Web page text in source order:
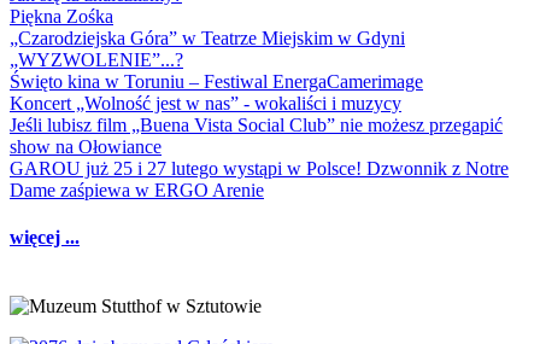
Piękna Zośka
„Czarodziejska Góra” w Teatrze Miejskim w Gdyni
„WYZWOLENIE”...?
Święto kina w Toruniu – Festiwal EnergaCamerimage
Koncert „Wolność jest w nas” - wokaliści i muzycy
Jeśli lubisz film „Buena Vista Social Club” nie możesz przegapić
show na Ołowiance
GAROU już 25 i 27 lutego wystąpi w Polsce! Dzwonnik z Notre
Dame zaśpiewa w ERGO Arenie
więcej ...